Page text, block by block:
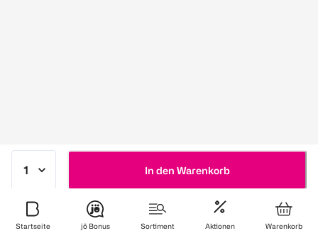
In den Warenkorb
Startseite jö Bonus Sortiment Aktionen Warenkorb